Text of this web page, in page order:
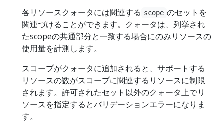
各リソースクォータには関連する scope のセットを
関連づけることができます。クォータは、列挙され
たscopeの共通部分と一致する場合にのみリソースの
使用量を計測します。
スコープがクォータに追加されると、サポートする
リソースの数がスコープに関連するリソースに制限
されます。許可されたセット以外のクォータ上でリ
ソースを指定するとバリデーションエラーになりま
す。